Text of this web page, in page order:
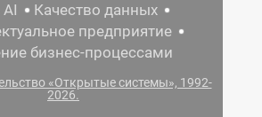
Качество данных
предприятие
бизнес-процессами
«Открытые системы», 1992-
2026.